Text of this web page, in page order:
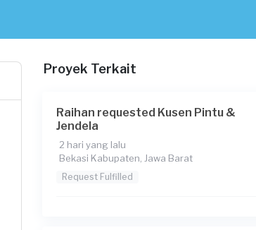
Proyek Terkait
Raihan requested Kusen Pintu &
Jendela
2 hari yang lalu
Bekasi Kabupaten, Jawa Barat
Request Fulfilled